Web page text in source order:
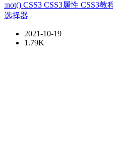
:not() CSS3 CSS3属性 CSS3教
选择器
2021-10-19
1.79K